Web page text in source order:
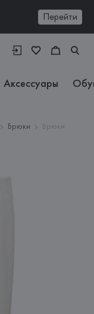
Перейти
Аксессуары
Брюки
Брюки